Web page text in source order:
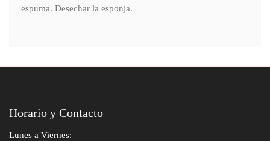
espuma. Desechar la esponja.
Horario y Contacto
Lunes a Viernes: